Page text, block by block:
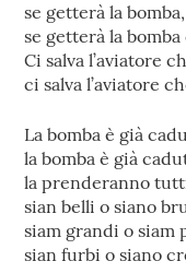
se getterà la
se getterà la
Ci salva l’aviatore
ci salva l’aviatore
La bomba è già
la bomba è già
la prenderanno
sian belli o siano
siam grandi o
sian furbi o siano